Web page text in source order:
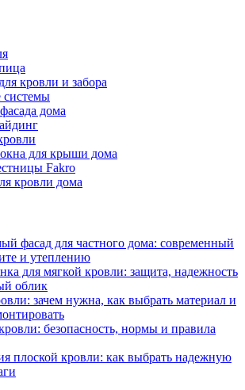
кровли и забора
системы
дома
для крыши дома
Fakro
кровли дома
фасад для частного дома: современный
и утеплению
для мягкой кровли: защита, надежность
облик
зачем нужна, как выбрать материал и
безопасность, нормы и правила
плоской кровли: как выбрать надежную